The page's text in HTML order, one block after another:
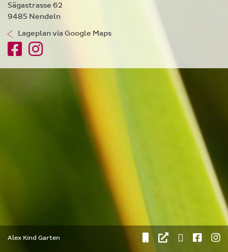
Sägastrasse 62
9485 Nendeln
Lageplan via Google Maps
Alex Kind Garten